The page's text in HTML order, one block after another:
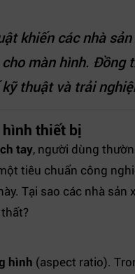
khiến các nhà
màn hình. Đồng
thuật và trải
thiết bị
tay, người dùng
tiêu chuẩn công
Tại sao các nhà
hình (aspect ratio).